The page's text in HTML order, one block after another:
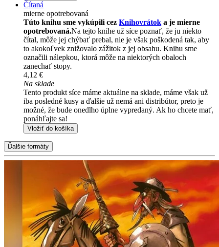
Čítaná
mierne opotrebovaná
Túto knihu sme vykúpili cez Knihovrátok a je mierne
opotrebovaná.Na tejto knihe už síce poznať, že ju niekto
čítal, môže jej chýbať prebal, nie je však poškodená tak, aby
to akokoľvek znižovalo zážitok z jej obsahu. Knihu sme
označili nálepkou, ktorá môže na niektorých obaloch
zanechať stopy.
4,12 €
Na sklade
Tento produkt síce máme aktuálne na sklade, máme však už
iba posledné kusy a ďalšie už nemá ani distribútor, preto je
možné, že bude onedlho úplne vypredaný. Ak ho chcete mať,
ponáhľajte sa!
Vložiť do košíka
Ďalšie formáty